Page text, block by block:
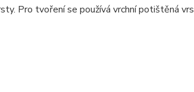
Pro tvoření se používá vrchní potištěná